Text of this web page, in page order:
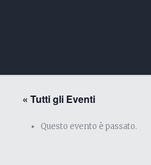
« Tutti gli Eventi
Questo evento è passato.